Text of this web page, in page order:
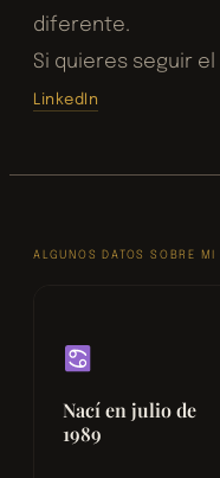
diferente.
Si quieres seguir
LinkedIn
ALGUNOS DATOS SOBRE MI
Nací en julio de
1989